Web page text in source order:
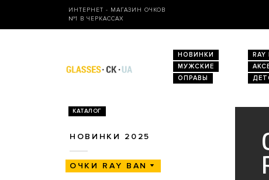
ИНТЕРНЕТ - МАГАЗИН ОЧКОВ
№1 В ЧЕРКАССАХ
НОВИНКИ RAY
МУЖСКИЕ
ОПРАВЫ
КАТАЛОГ
НОВИНКИ 2025
ОЧКИ RAY BAN